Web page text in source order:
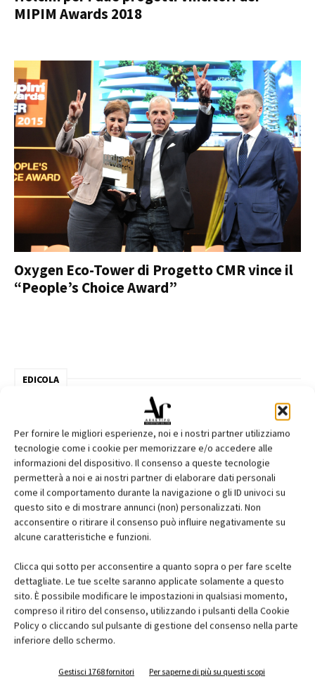
Per fornire le migliori esperienze, noi e i nostri partner utilizziamo
tecnologie come i cookie per memorizzare e/o accedere alle
informazioni del dispositivo. Il consenso a queste tecnologie
permetterà a noi e ai nostri partner di elaborare dati personali
come il comportamento durante la navigazione o gli ID univoci su
questo sito e di mostrare annunci (non) personalizzati. Non
acconsentire o ritirare il consenso può influire negativamente su
alcune caratteristiche e funzioni.
Clicca qui sotto per acconsentire a quanto sopra o per fare scelte
dettagliate. Le tue scelte saranno applicate solamente a questo
sito. È possibile modificare le impostazioni in qualsiasi momento,
compreso il ritiro del consenso, utilizzando i pulsanti della Cookie
Policy o cliccando sul pulsante di gestione del consenso nella parte
inferiore dello schermo.
Gestisci 1768 fornitori Per saperne di più su questi scopi
MIPIM Awards 2018
Oxygen Eco-Tower di Progetto CMR vince il
“People’s Choice Award”
EDICOLA